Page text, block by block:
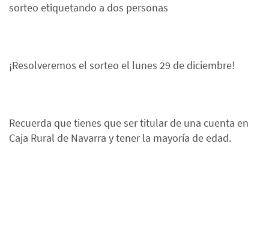
sorteo etiquetando a dos personas
¡Resolveremos el sorteo el lunes 29 de diciembre!
Recuerda que tienes que ser titular de una cuenta en
Caja Rural de Navarra y tener la mayoría de edad.